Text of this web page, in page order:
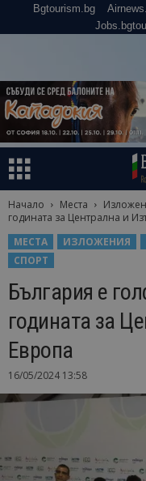
Bgtourism.bg
Начало Места
годината за Централна и
МЕСТА
ИЗЛОЖЕНИЯ
СПОРТ
България е
годината за
Европа
16/05/2024 13:58